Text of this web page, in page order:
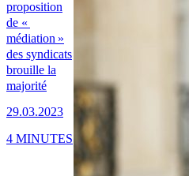
proposition
de «
médiation »
des syndicats
brouille la
majorité
29.03.2023
4 MINUTES